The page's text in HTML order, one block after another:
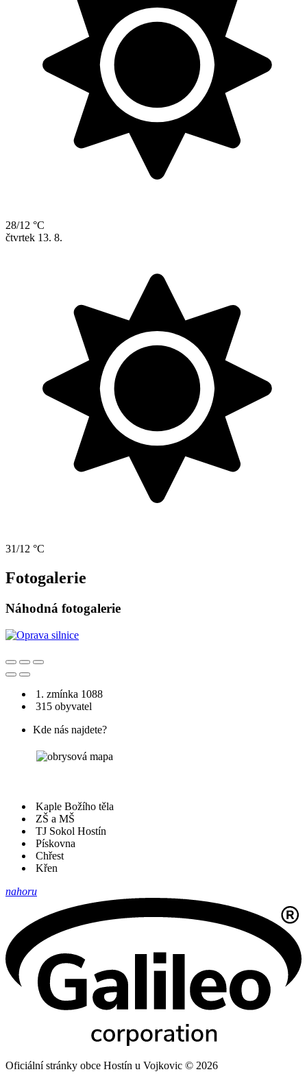
28/12 °C
čtvrtek 13. 8.
31/12 °C
Fotogalerie
Náhodná fotogalerie
1. zmínka 1088
315 obyvatel
Kde nás najdete?
Kaple Božího těla
ZŠ a MŠ
TJ Sokol Hostín
Pískovna
Chřest
Křen
nahoru
Oficiální stránky obce Hostín u Vojkovic © 2026